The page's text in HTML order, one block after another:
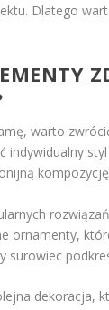
Dlatego
warto
indywidualny
ornamenty,
surowiec
dekoracja,